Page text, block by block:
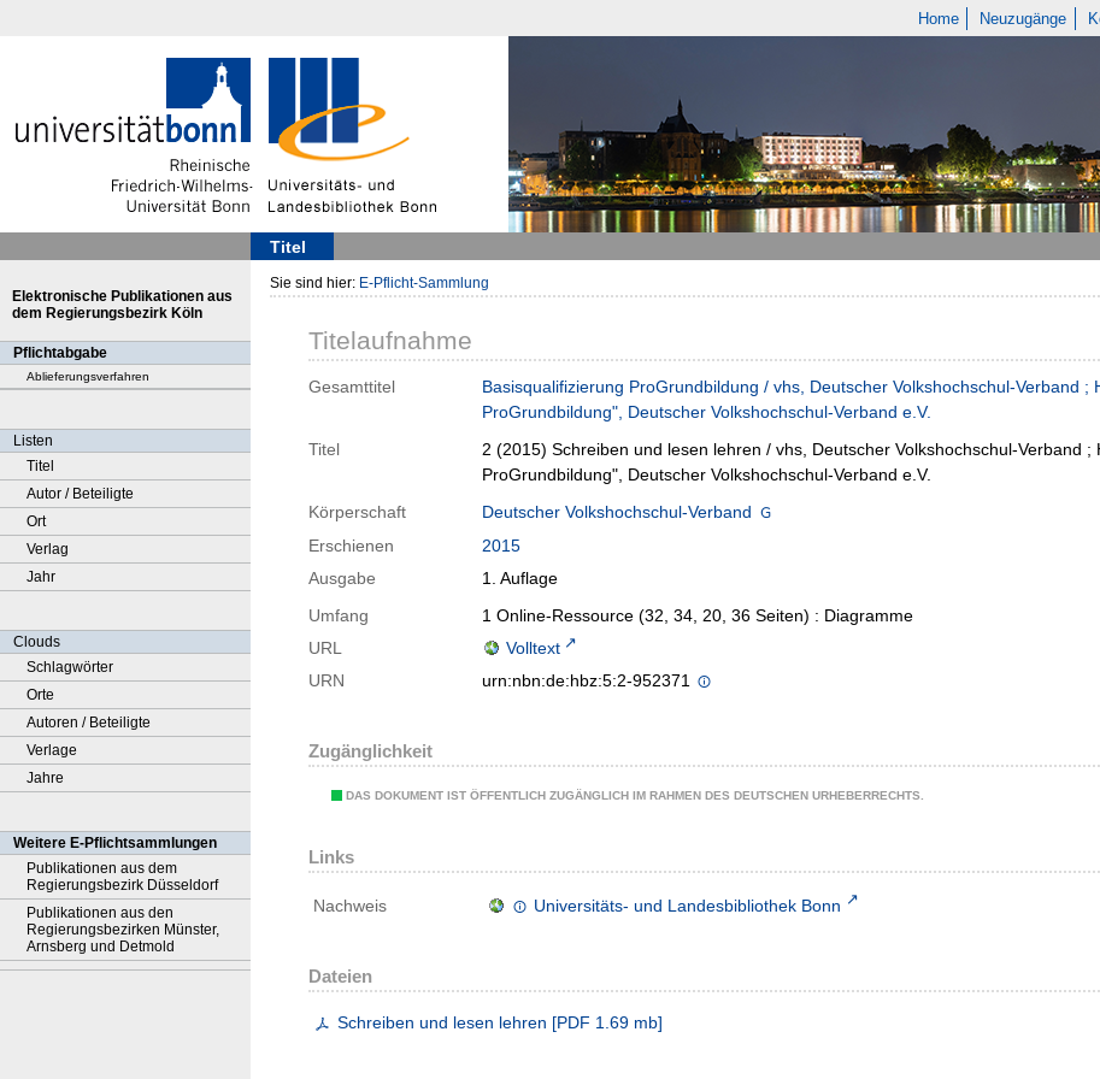
Home Neuzugänge
Titel
Elektronische Publikationen aus
dem Regierungsbezirk Köln
Pflichtabgabe
Ablieferungsverfahren
Listen
Titel
Autor / Beteiligte
Ort
Verlag
Jahr
Clouds
Schlagwörter
Orte
Autoren / Beteiligte
Verlage
Jahre
Weitere E-Pflichtsammlungen
Publikationen aus dem
Regierungsbezirk Düsseldorf
Publikationen aus den
Regierungsbezirken Münster,
Arnsberg und Detmold
Sie sind hier: E-Pflicht-Sammlung
Titelaufnahme
Gesamttitel
Basisqualifizierung ProGrundbildung / vhs, Deutscher Volkshochschul-Verband
ProGrundbildung", Deutscher Volkshochschul-Verband e.V.
Titel
2 (2015) Schreiben und lesen lehren / vhs, Deutscher Volkshochschul-Verband
ProGrundbildung", Deutscher Volkshochschul-Verband e.V.
Körperschaft
Deutscher Volkshochschul-Verband
Erschienen
2015
Ausgabe
1. Auflage
Umfang
1 Online-Ressource (32, 34, 20, 36 Seiten) : Diagramme
URL
Volltext
URN
urn:nbn:de:hbz:5:2-952371
Zugänglichkeit
DAS DOKUMENT IST ÖFFENTLICH ZUGÄNGLICH IM RAHMEN DES DEUTSCHEN URHEBERRECHTS.
Links
Nachweis Universitäts- und Landesbibliothek Bonn
Dateien
Schreiben und lesen lehren [PDF 1.69 mb]